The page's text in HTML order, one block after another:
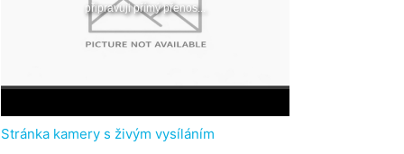
Stránka kamery s živým vysíláním